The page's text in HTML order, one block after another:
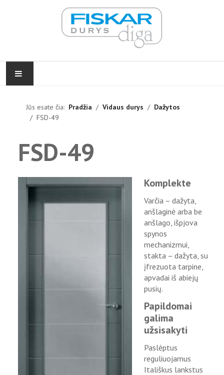
VIDAUS DURYS
LAUKO DURYS
Jūs esate čia: Pradžia Vidaus durys
Dažytos
FSD-49
FSD-49
Komplekte
Varčia – dažyta,
anšlaginė arba be
anšlago, išpjova
spynos
mechanizmui,
stakta – dažyta, su
įfrezuota tarpine,
apvadai iš abiejų
pusių.
Papildomai
galima
užsisakyti
Paslėptus
reguliuojamus
Itališkus lankstus